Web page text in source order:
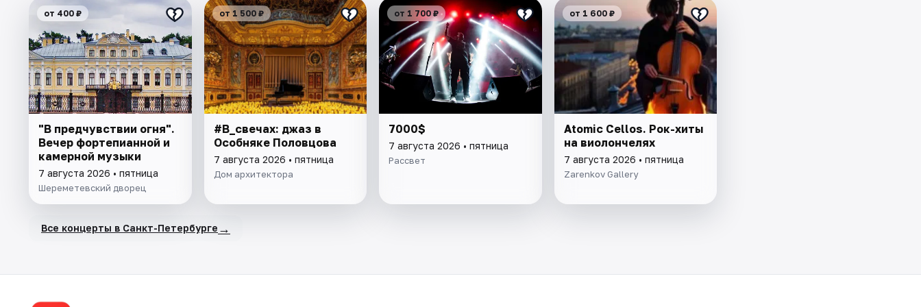
от 400 ₽
"В предчувствии огня".
Вечер фортепианной и
камерной музыки
7 августа 2026 • пятница
Шереметевский дворец
от 1 500 ₽
#В_свечах: джаз в
Особняке Половцова
7 августа 2026 • пятница
Дом архитектора
от 1 700 ₽
7000$
7 августа 2026 • пятница
Рассвет
от 1 600 ₽
Atomic Cellos. Рок-хиты
на виолончелях
7 августа 2026 • пятница
Zarenkov Gallery
Все концерты в Санкт-Петербурге →